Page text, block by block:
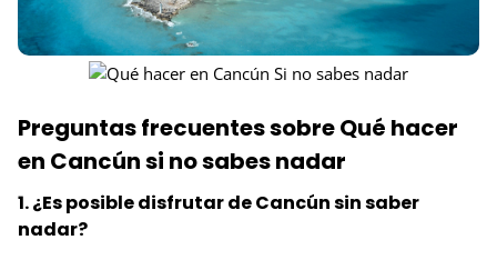
Preguntas frecuentes sobre Qué hacer
en Cancún si no sabes nadar
1. ¿Es posible disfrutar de Cancún sin saber
nadar?